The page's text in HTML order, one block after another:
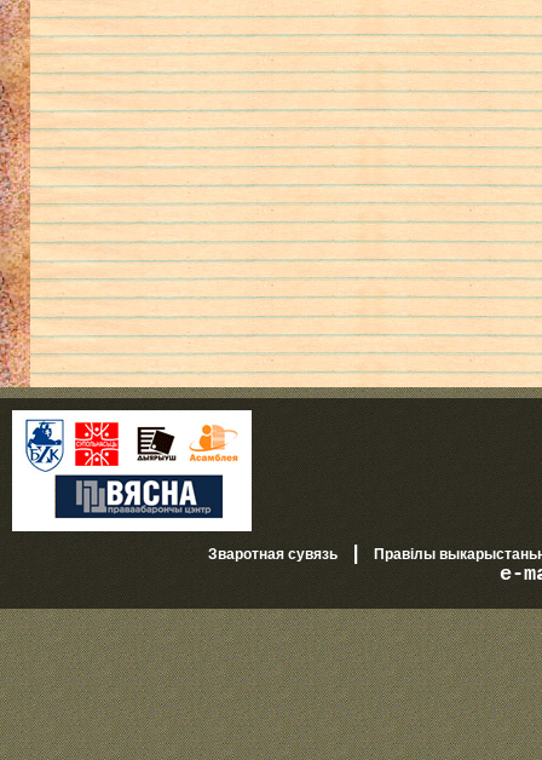
Зваротная сувязь|Правілы
e-